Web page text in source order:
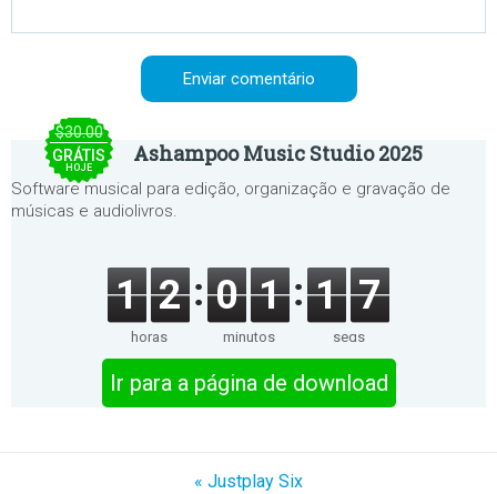
$30.00
GRÁTIS
HOJE
Ashampoo Music Studio 2025
Software musical para edição, organização e gravação de
músicas e audiolivros.
1 2
horas
0 1
minutos
1 7
segs
Ir para a página de download
« Justplay Six